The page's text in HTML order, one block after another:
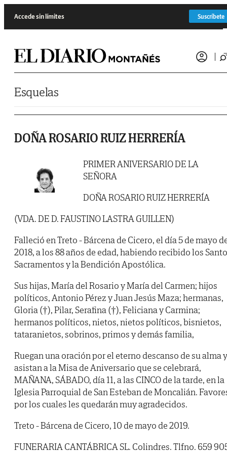
Accede sin límites Suscríbete
Esquelas
DOÑA ROSARIO RUIZ HERRERÍA
PRIMER ANIVERSARIO DE LA
SEÑORA
DOÑA ROSARIO RUIZ HERRERÍA
(VDA. DE D. FAUSTINO LASTRA GUILLEN)
Falleció en Treto - Bárcena de Cicero, el día 5 de mayo
2018, a los 88 años de edad, habiendo recibido los
Sacramentos y la Bendición Apostólica.
Sus hijas, María del Rosario y María del Carmen; hijos
políticos, Antonio Pérez y Juan Jesús Maza; hermanas,
Gloria (†), Pilar, Serafina (†), Feliciana y Carmina;
hermanos políticos, nietos, nietos políticos, bisnietos,
tataranietos, sobrinos, primos y demás familia,
Ruegan una oración por el eterno descanso de su alma y
asistan a la Misa de Aniversario que se celebrará,
MAÑANA, SÁBADO, día 11, a las CINCO de la tarde, en la
Iglesia Parroquial de San Esteban de Moncalián.
por los cuales les quedarán muy agradecidos.
Treto - Bárcena de Cicero, 10 de mayo de 2019.
FUNERARIA CANTÁBRICA SL. Colindres. Tlfno. 659